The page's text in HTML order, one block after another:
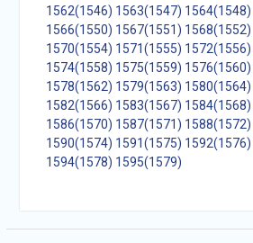
1562(1546) 1563(1547) 1564(1548)
1566(1550) 1567(1551) 1568(1552)
1570(1554) 1571(1555) 1572(1556)
1574(1558) 1575(1559) 1576(1560)
1578(1562) 1579(1563) 1580(1564)
1582(1566) 1583(1567) 1584(1568)
1586(1570) 1587(1571) 1588(1572)
1590(1574) 1591(1575) 1592(1576)
1594(1578) 1595(1579)